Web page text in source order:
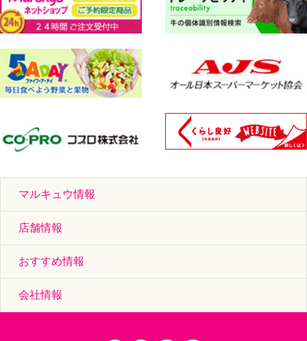
マルキュウ情報
店舗情報
おすすめ情報
会社情報